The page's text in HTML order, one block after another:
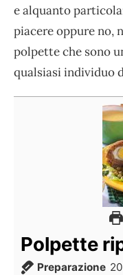
e alquanto
piacere oppure no,
polpette che sono
qualsiasi individuo
Polpette
Preparazione 20